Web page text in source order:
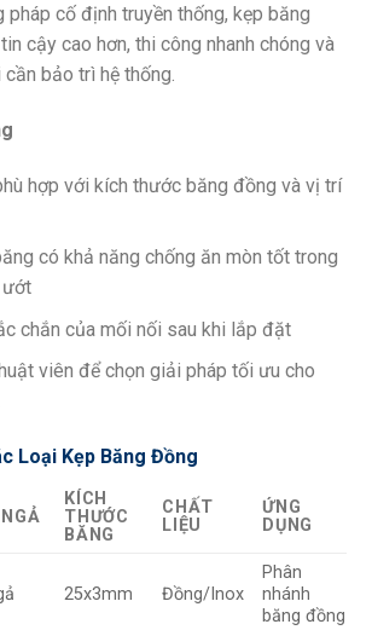
cố định truyền thống, kẹp băng
cậy cao hơn, thi công nhanh chóng và
bảo trì hệ thống.
hợp với kích thước băng đồng và vị trí
có khả năng chống ăn mòn tốt trong
ướt
chắn của mối nối sau khi lắp đặt
viên để chọn giải pháp tối ưu cho
Loại Kẹp Băng Đồng
KÍCH
THƯỚC
BĂNG
CHẤT
LIỆU
ỨNG
DỤNG
25x3mm Đồng/Inox
Phân
nhánh
băng đồng